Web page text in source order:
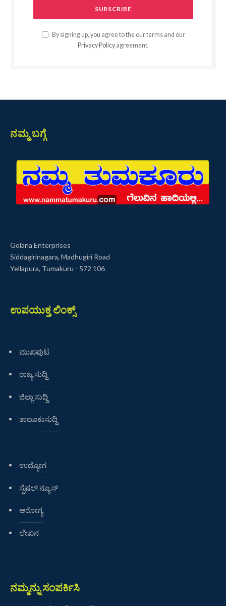
By signing up, you agree to the our terms and our
Privacy Policy agreement.
ನಮ್ಮ ಬಗ್ಗೆ
Golana Enterprises
Siddagirinagara, Madhugiri Road
Yellapura, Tumakuru - 572 106
ಉಪಯುಕ್ತ ಲಿಂಕ್ಸ್
ಮುಖಪುಟ
ರಾಜ್ಯ ಸುದ್ದಿ
ಜಿಲ್ಲಾ ಸುದ್ದಿ
ತಾಲೂಕುಸುದ್ದಿ
ಉದ್ಯೋಗ
ಸ್ಪೆಷಲ್ ನ್ಯೂಸ್
ಆರೋಗ್ಯ
ಲೇಖನ
ನಮ್ಮನ್ನು ಸಂಪರ್ಕಿಸಿ